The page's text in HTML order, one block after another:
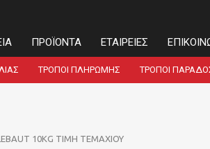
ΠΡΟΪΌΝΤΑ ΕΤΑΙΡΕΊΕΣ
ΤΡΌΠΟΙ ΠΛΗΡΩΜΉΣ ΤΡΌΠΟΙ
10KG ΤΙΜΗ ΤΕΜΑΧΙΟΥ